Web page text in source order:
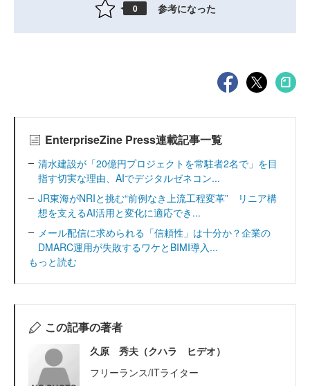
0 参考になった
EnterpriseZine Press連載記事一覧
清水建設が「20億円プロジェクトを常駐者2名で」を目
指す切実な理由、AIでデジタルゼネコン...
JR東海がNRIと挑む“前例なき上流工程変革” リニア構
想を支えるAI活用と変化に適応でき...
メール配信に求められる「信頼性」は十分か？企業の
DMARC運用が失敗するワケとBIMI導入...
もっと読む
この記事の著者
久原 秀夫（クハラ ヒデオ）
フリーランス/ITライター